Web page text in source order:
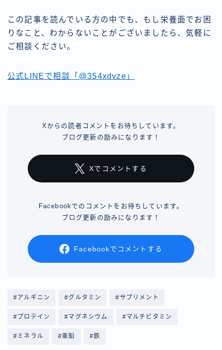
この記事を読んでいる方の中でも、もし栄養面でお困
りなこと、わからないことがございましたら、気軽に
ご相談ください。
公式LINEで相談「@354xdvze」
Xからの読者コメントをお待ちしています。
ブログ更新の励みになります！
Xでコメントする
Facebookでのコメントをお待ちしています。
ブログ更新の励みになります！
Facebookでコメントする
#アルギニン #グルタミン #サプリメント
#プロテイン #マグネシウム #マルチビタミン
#ミネラル #亜鉛 #鉄